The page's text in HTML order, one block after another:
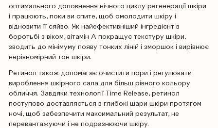
оптимального доповнення нічного циклу регенерації шкіри
і працюють, поки ви спите, щоб омолодити шкіру і
відновити її сяйво. Як найефективніший інгредієнт в
боротьбі з віком, вітамін А покращує текстуру шкіри,
зводить до мінімуму появу тонких ліній і зморшок і вирівнює
нерівномірний тон шкіри.
Ретинол також допомагає очистити пори і регулювати
вироблення шкірного сала для більш рівного кольору
обличчя. Завдяки технології Time Release, ретинол
поступово доставляється в глибокі шари шкіри протягом
ночі, щоб забезпечити максимальний результат, не
перевантажуючи і не подразнюючи шкіру.